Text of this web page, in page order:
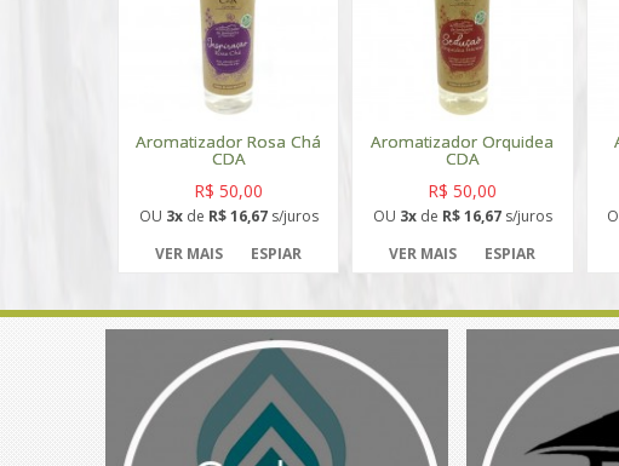
Aromatizador Rosa Chá
CDA
R$ 50,00
OU 3xde R$ 16,67s/juros
VER MAIS
ESPIAR
Aromatizador Orquidea
CDA
R$ 50,00
OU 3xde R$ 16,67s/juros
VER MAIS
ESPIAR